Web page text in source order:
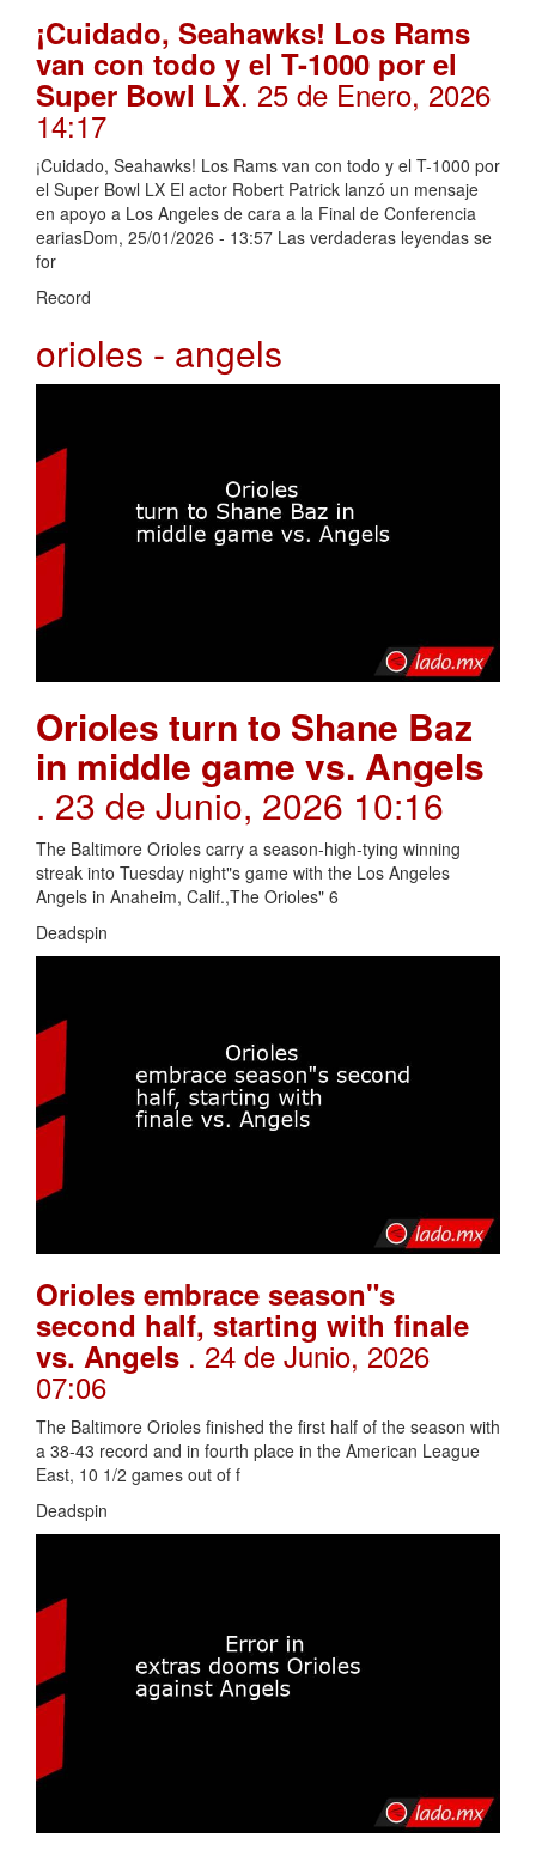
¡Cuidado, Seahawks! Los Rams
van con todo y el T-1000 por el
Super Bowl LX. 25 de Enero, 2026
14:17
¡Cuidado, Seahawks! Los Rams van con todo y el T-1000 por
el Super Bowl LX El actor Robert Patrick lanzó un mensaje
en apoyo a Los Angeles de cara a la Final de Conferencia
eariasDom, 25/01/2026 - 13:57 Las verdaderas leyendas se
for
Record
orioles - angels
Orioles turn to Shane Baz
in middle game vs. Angels
. 23 de Junio, 2026 10:16
The Baltimore Orioles carry a season-high-tying winning
streak into Tuesday night"s game with the Los Angeles
Angels in Anaheim, Calif.,The Orioles" 6
Deadspin
Orioles embrace season"s
second half, starting with finale
vs. Angels . 24 de Junio, 2026
07:06
The Baltimore Orioles finished the first half of the season with
a 38-43 record and in fourth place in the American League
East, 10 1/2 games out of f
Deadspin